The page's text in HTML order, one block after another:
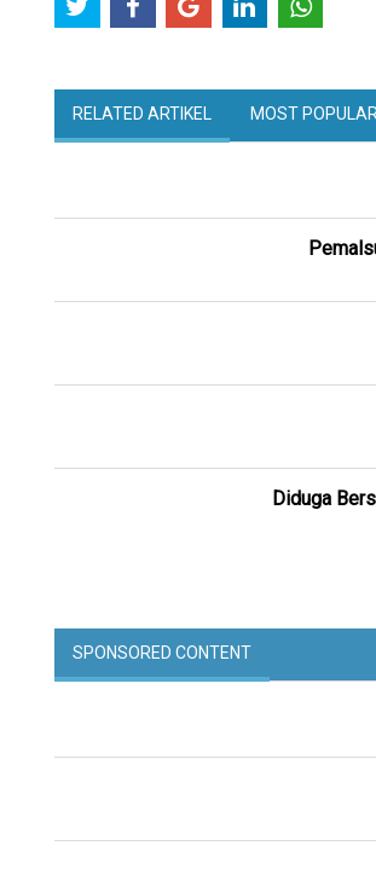
RELATED ARTIKEL MOST POPULAR
Diduga
SPONSORED CONTENT